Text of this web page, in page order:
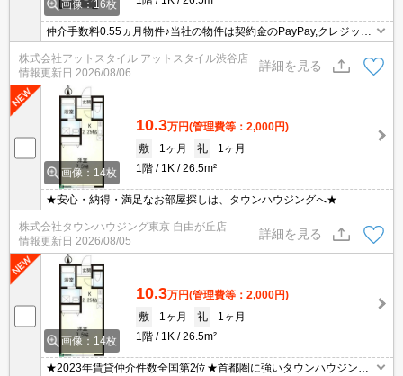
画像：16枚
仲介手数料0.55ヵ月物件♪当社の物件は契約金のPayPay,クレジット
払い可能♪引越業者の料金割引有☆家具家電のレンタル可能♪
株式会社アットスタイル アットスタイル渋谷店
情報更新日 2026/08/06
詳細を見る
画像：14枚
10.3万円(管理費等：2,000円)
敷
1ヶ月 礼
1ヶ月
1階
1K 26.5m²
★安心・納得・満足なお部屋探しは、タウンハウジングへ★
株式会社タウンハウジング東京 自由が丘店
情報更新日 2026/08/05
詳細を見る
画像：14枚
10.3万円(管理費等：2,000円)
敷
1ヶ月 礼
1ヶ月
1階
1K 26.5m²
★2023年賃貸仲介件数全国第2位★首都圏に強いタウンハウジング